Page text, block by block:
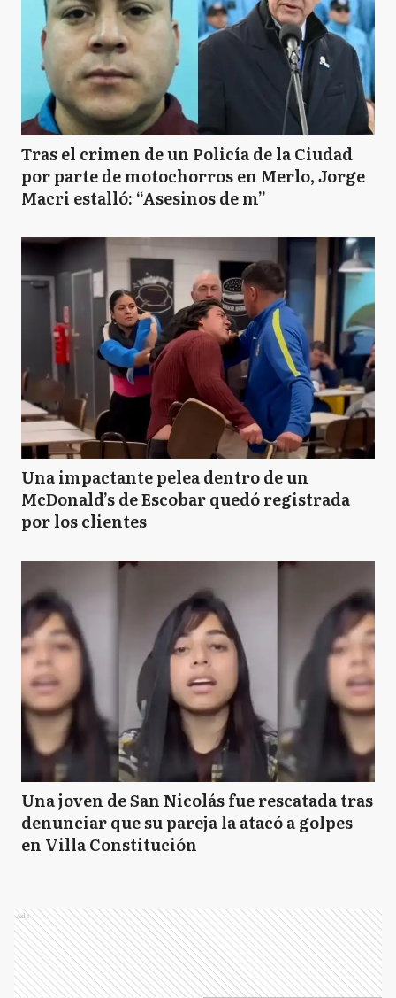
Tras el crimen de un Policía de la Ciudad
por parte de motochorros en Merlo, Jorge
Macri estalló: “Asesinos de m”
Una impactante pelea dentro de un
McDonald’s de Escobar quedó registrada
por los clientes
Una joven de San Nicolás fue rescatada tras
denunciar que su pareja la atacó a golpes
en Villa Constitución
Ads